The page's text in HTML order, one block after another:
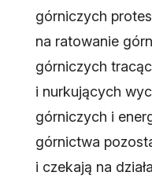
górniczych
na ratowanie
górniczych
i nurkujących
górniczych i
górnictwa
i czekają na